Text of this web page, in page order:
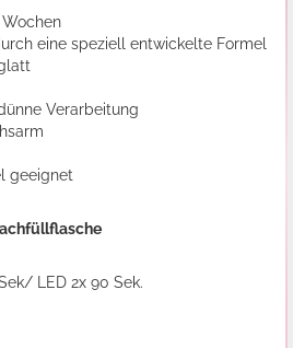
eine speziell entwickelte Formel
Verarbeitung
geeignet
LED 2x 90 Sek.